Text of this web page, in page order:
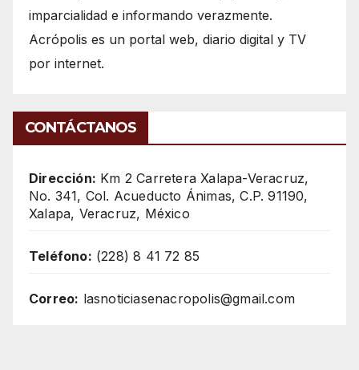
imparcialidad e informando verazmente.
Acrópolis es un portal web, diario digital y TV
por internet.
CONTÁCTANOS
Dirección: Km 2 Carretera Xalapa-Veracruz,
No. 341, Col. Acueducto Ánimas, C.P. 91190,
Xalapa, Veracruz, México
Teléfono: (228) 8 41 72 85
Correo: lasnoticiasenacropolis@gmail.com